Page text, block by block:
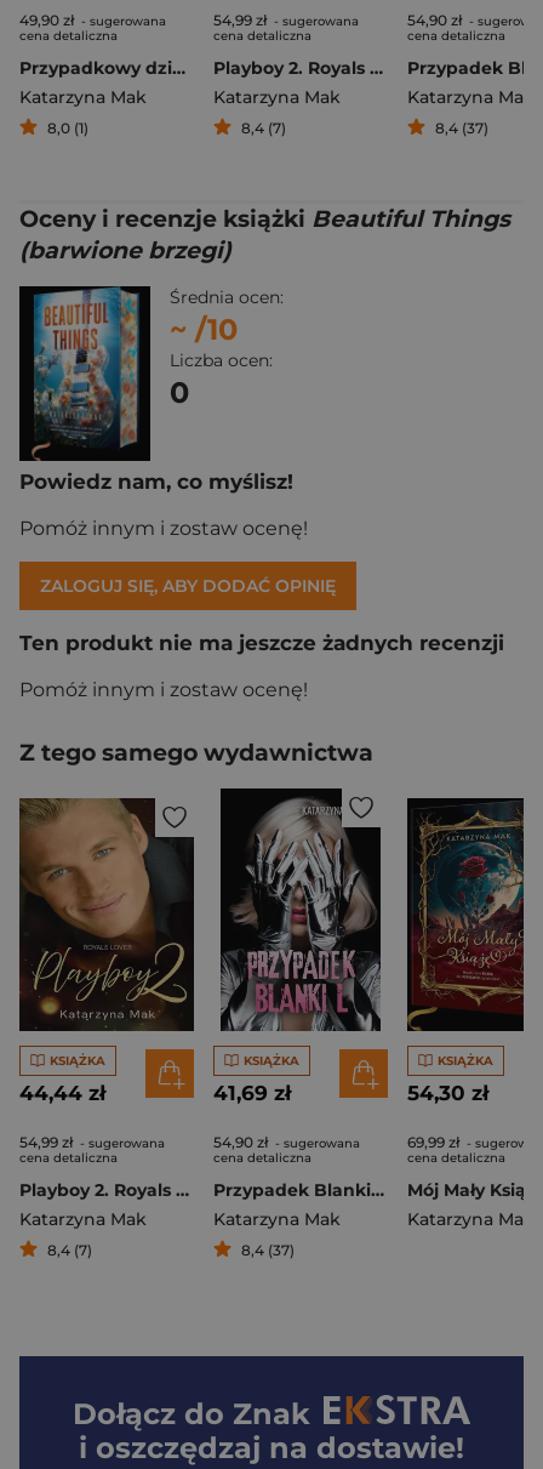
49,90 zł - sugerowana
cena detaliczna
Przypadkowy dziedzic. Jego wysokość prezes. Tom 3
Katarzyna Mak
8,0 (1)
54,99 zł - sugerowana
cena detaliczna
Playboy 2. Royals Lover
Katarzyna Mak
8,4 (7)
54,90 zł -
cena detaliczna
Katarzyna Mak
8,4 (37)
Oceny i recenzje książki Beautiful Things
(barwione brzegi)
Średnia ocen:
~ /10
Liczba ocen:
0
Powiedz nam, co myślisz!
Pomóż innym i zostaw ocenę!
ZALOGUJ SIĘ, ABY DODAĆ OPINIĘ
Ten produkt nie ma jeszcze żadnych recenzji
Pomóż innym i zostaw ocenę!
Z tego samego wydawnictwa
KSIĄŻKA
44,44 zł
54,99 zł - sugerowana
cena detaliczna
Playboy 2. Royals Lover
Katarzyna Mak
8,4 (7)
KSIĄŻKA
41,69 zł
54,90 zł - sugerowana
cena detaliczna
Przypadek Blanki L.
Katarzyna Mak
8,4 (37)
KSIĄŻKA
54,30 zł
69,99 zł -
cena detaliczna
Katarzyna Mak
Dołącz do Znak
i oszczędzaj na dostawie!